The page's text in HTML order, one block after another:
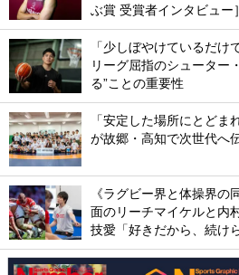
ぶ賞 受賞者インタビュー］
「少しぼやけているだけ
リーグ屈指のシューター
る”ことの重要性
「安定した場所にとどま
が故郷・高知で次世代へ
《ラグビー界と体操界の
面のリーチマイケルと内
技愛「好きだから、続け